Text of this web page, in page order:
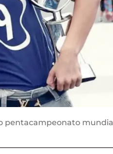
pentacampeonato